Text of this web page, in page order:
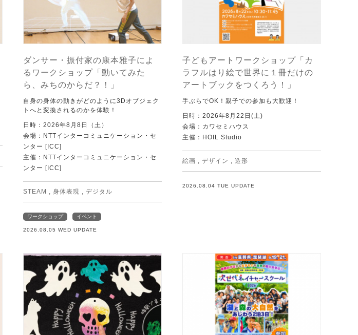
ダンサー・振付家の康本雅子によ
るワークショップ「動いてみた
ら、みちのからだ？！」
自身の身体の動きがどのように3Dオブジェク
トへと変換されるのかを体験！
日時：2026年8月8日（土）
会場：NTTインターコミュニケーション・セ
ンター [ICC]
主催：NTTインターコミュニケーション・セ
ンター [ICC]
STEAM , 身体表現 , デジタル
ワークショップ イベント
2026.08.05 WED UPDATE
子どもアートワークショップ「カ
ラフルはり絵で世界に１冊だけの
アートブックをつくろう！」
手ぶらでOK！親子での参加も大歓迎！
日時：2026年8月22日(土)
会場：カワセミハウス
主催：HOIL Studio
絵画 , デザイン , 造形
2026.08.04 TUE UPDATE